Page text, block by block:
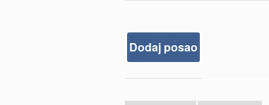
Dodaj posao